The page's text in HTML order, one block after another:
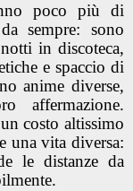
poco più di
sempre: sono
in discoteca,
e spaccio di
anime diverse,
affermazione.
costo altissimo
una vita diversa:
le distanze da